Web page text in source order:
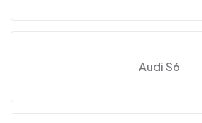
Audi S6